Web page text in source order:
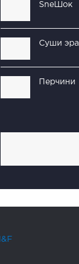
SneШок
Суши эра
Перчини